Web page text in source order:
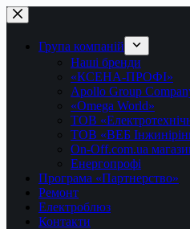
Перейти
до
вмістуГрупа компаній
Наші бренди
«КСЕНА-ПРОФІ»
Apollo Group
«Omega World»
ТОВ
ТОВ «ВЕБ
On-Off.com.ua
Енергопрофі
Програма «Партнерство»
Ремонт
Електроблюз
Контакти